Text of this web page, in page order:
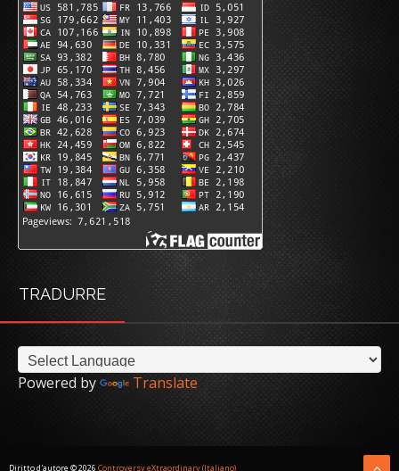
TRADURRE
Powered by Translate
Diritto d'autore ©2026 Controversy eXtraordinary (Italiano)